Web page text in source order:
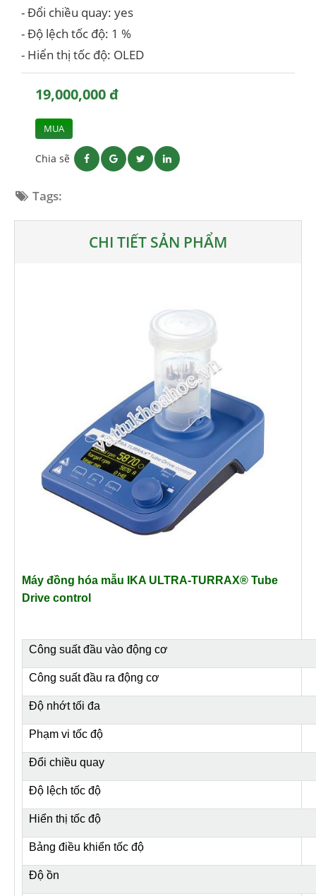
- Đổi chiều quay: yes
- Độ lệch tốc độ: 1 %
- Hiển thị tốc độ: OLED
19,000,000 đ
MUA
Chia sẽ
Tags:
CHI TIẾT SẢN PHẨM
Máy đồng hóa mẫu IKA ULTRA-TURRAX® Tube
Drive control
Công suất đầu vào động cơ
Công suất đầu ra động cơ
Độ nhớt tối đa
Phạm vi tốc độ
Đổi chiều quay
Độ lệch tốc độ
Hiển thị tốc độ
Bảng điều khiển tốc độ
Độ ồn